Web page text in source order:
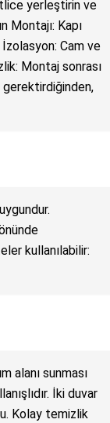
yerleştirin ve
Montajı: Kapı
İzolasyon: Cam ve
Montaj sonrası
gerektirdiğinden,
kullanılabilir:
alanı sunması
İki duvar
Kolay temizlik